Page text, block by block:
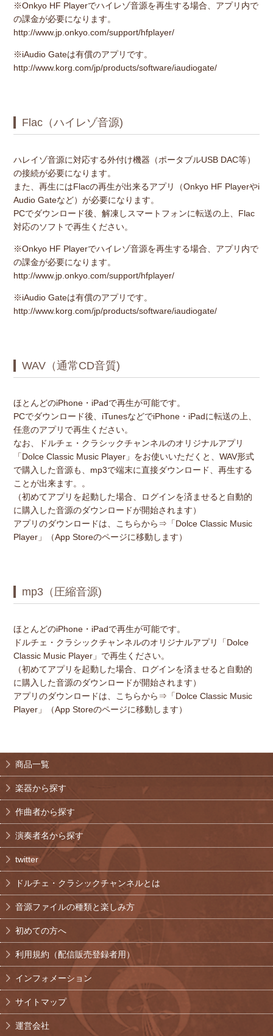
※Onkyo HF Playerでハイレゾ音源を再生する場合、アプリ内で
の課金が必要になります。
http://www.jp.onkyo.com/support/hfplayer/
※iAudio Gateは有償のアプリです。
http://www.korg.com/jp/products/software/iaudiogate/
Flac（ハイレゾ音源)
ハレイゾ音源に対応する外付け機器（ポータブルUSB DAC等）
の接続が必要になります。
また、再生にはFlacの再生が出来るアプリ（Onkyo HF Playerやi
Audio Gateなど）が必要になります。
PCでダウンロード後、解凍しスマートフォンに転送の上、Flac
対応のソフトで再生ください。
※Onkyo HF Playerでハイレゾ音源を再生する場合、アプリ内で
の課金が必要になります。
http://www.jp.onkyo.com/support/hfplayer/
※iAudio Gateは有償のアプリです。
http://www.korg.com/jp/products/software/iaudiogate/
WAV（通常CD音質)
ほとんどのiPhone・iPadで再生が可能です。
PCでダウンロード後、iTunesなどでiPhone・iPadに転送の上、
任意のアプリで再生ください。
なお、ドルチェ・クラシックチャンネルのオリジナルアプリ
「Dolce Classic Music Player」 をお使いいただくと、WAV形式
で購入した音源も、mp3で端末に直接ダウンロード、再生する
ことが出来ます。。
（初めてアプリを起動した場合、ログインを済ませると自動的
に購入した音源のダウンロードが開始されます）
アプリのダウンロードは、こちらから⇒ 「Dolce Classic Music
Player」
（App Storeのページに移動します）
mp3（圧縮音源)
ほとんどのiPhone・iPadで再生が可能です。
ドルチェ・クラシックチャンネルのオリジナルアプリ
「Dolce
Classic Music Player」 で再生ください。
（初めてアプリを起動した場合、ログインを済ませると自動的
に購入した音源のダウンロードが開始されます）
アプリのダウンロードは、こちらから⇒ 「Dolce Classic Music
Player」
（App Storeのページに移動します）
商品一覧
楽器から探す
作曲者から探す
演奏者名から探す
twitter
ドルチェ・クラシックチャンネルとは
音源ファイルの種類と楽しみ方
初めての方へ
利用規約（配信販売登録者用）
インフォメーション
サイトマップ
運営会社